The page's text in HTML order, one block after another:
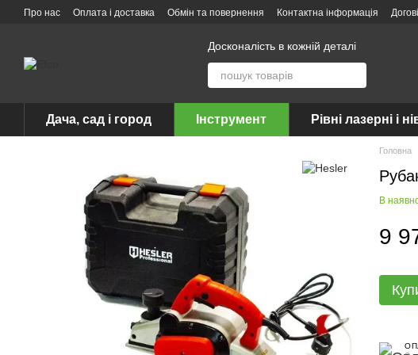
Перейти до основного контенту
Про нас Оплата і доставка Обмін та повернення Контактна інформація
Досконалість в кожній деталі
Дача, сад і город Інструмент Рівні лазерні і
Головна
В
9